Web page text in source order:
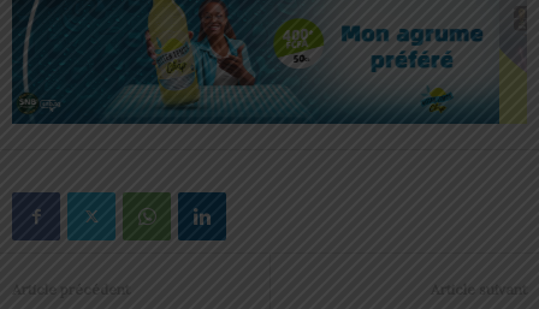
Article précédent Article suivant